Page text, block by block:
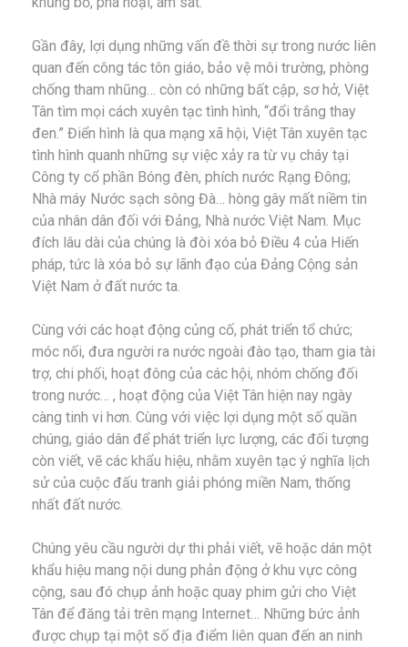
Gần đây, lợi dụng những vấn đề thời sự trong nước liên
quan đến công tác tôn giáo, bảo vệ môi trường, phòng
chống tham nhũng… còn có những bất cập, sơ hở, Việt
Tân tìm mọi cách xuyên tạc tình hình, “đổi trắng thay
đen.” Điển hình là qua mạng xã hội, Việt Tân xuyên tạc
tình hình quanh những sự việc xảy ra từ vụ cháy tại
Công ty cổ phần Bóng đèn, phích nước Rạng Đông;
Nhà máy Nước sạch sông Đà… hòng gây mất niềm tin
của nhân dân đối với Đảng, Nhà nước Việt Nam. Mục
đích lâu dài của chúng là đòi xóa bỏ Điều 4 của Hiến
pháp, tức là xóa bỏ sự lãnh đạo của Đảng Cộng sản
Việt Nam ở đất nước ta.
Cùng với các hoạt động củng cố, phát triển tổ chức;
móc nối, đưa người ra nước ngoài đào tạo, tham gia tài
trợ, chi phối, hoạt đông của các hội, nhóm chống đối
trong nước… , hoạt động của Việt Tân hiện nay ngày
càng tinh vi hơn. Cùng với việc lợi dụng một số quần
chúng, giáo dân để phát triển lực lượng, các đối tượng
còn viết, vẽ các khẩu hiệu, nhằm xuyên tạc ý nghĩa lịch
sử của cuộc đấu tranh giải phóng miền Nam, thống
nhất đất nước.
Chúng yêu cầu người dự thi phải viết, vẽ hoặc dán một
khẩu hiệu mang nội dung phản động ở khu vực công
cộng, sau đó chụp ảnh hoặc quay phim gửi cho Việt
Tân để đăng tải trên mạng Internet… Những bức ảnh
được chụp tại một số địa điểm liên quan đến an ninh